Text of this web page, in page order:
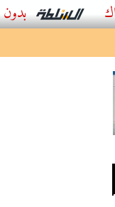
أفضل اشتراك IPTV بدون تقطيع 2026 – دليل المشاهد العصري